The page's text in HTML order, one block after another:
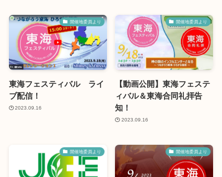
開催地委員より
東海フェスティバル ライ
ブ配信！
2023.09.16
開催地委員より
【動画公開】東海フェステ
ィバル＆東海合同礼拝告
知！
2023.09.16
開催地委員より 開催地委員より